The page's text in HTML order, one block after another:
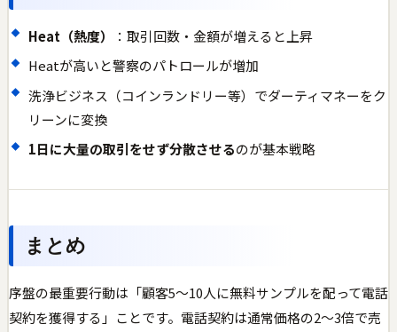
Heat（熱度）
：取引回数・金額が増えると上昇
Heatが高いと警察のパトロールが増加
洗浄ビジネス（コインランドリー等）でダーティマネーをク
リーンに変換
1日に大量の取引をせず分散させるのが基本戦略
まとめ
序盤の最重要行動は「顧客5〜10人に無料サンプルを配って電話
契約を獲得する」ことです。電話契約は通常価格の2〜3倍で売